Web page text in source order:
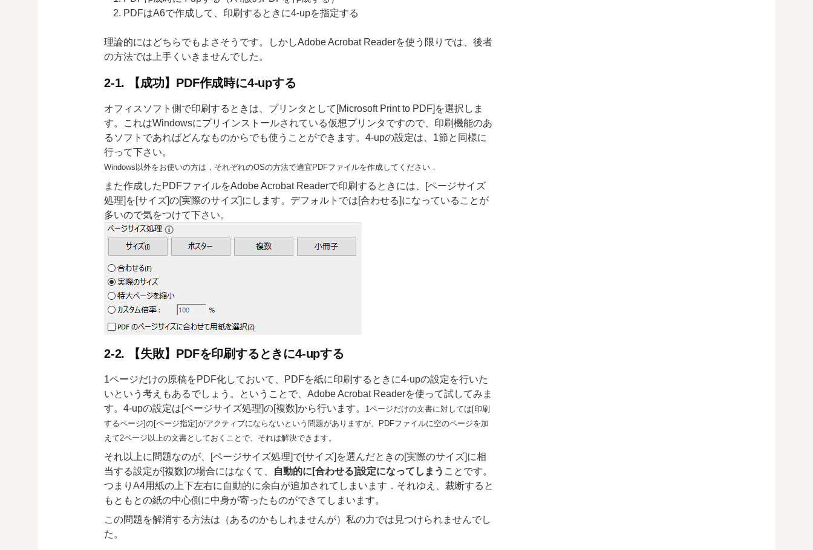
PDFはA6で作成して、印刷するときに4-upを指定する
理論的にはどちらでもよさそうです。しかしAdobe Acrobat Readerを使う限りでは、後者
の方法では上手くいきませんでした。
2-1. 【成功】PDF作成時に4-upする
オフィスソフト側で印刷するときは、プリンタとして[Microsoft Print to PDF]を選択しま
す。これはWindowsにプリインストールされている仮想プリンタですので、印刷機能のあ
るソフトであればどんなものからでも使うことができます。4-upの設定は、1節と同様に
行って下さい。
Windows以外をお使いの方は，それぞれのOSの方法で適宜PDFファイルを作成してください．
また作成したPDFファイルをAdobe Acrobat Readerで印刷するときには、[ページサイズ
処理]を[サイズ]の[実際のサイズ]にします。デフォルトでは[合わせる]になっていることが
多いので気をつけて下さい。
2-2. 【失敗】PDFを印刷するときに4-upする
1ページだけの原稿をPDF化しておいて、PDFを紙に印刷するときに4-upの設定を行いた
いという考えもあるでしょう。ということで、Adobe Acrobat Readerを使って試してみま
す。4-upの設定は[ページサイズ処理]の[複数]から行います。
1ページだけの文書に対しては[印刷
するページ]の[ページ指定]がアクティブにならないという問題がありますが、PDFファイルに空のページを加
えて2ページ以上の文書としておくことで、それは解決できます。
それ以上に問題なのが、[ページサイズ処理]で[サイズ]を選んだときの[実際のサイズ]に相
当する設定が[複数]の場合にはなくて、
自動的に[合わせる]設定になってしまう ことです。
つまりA4用紙の上下左右に自動的に余白が追加されてしまいます．それゆえ、裁断すると
もともとの紙の中心側に中身が寄ったものができてしまいます。
この問題を解消する方法は（あるのかもしれませんが）私の力では見つけられませんでし
た。